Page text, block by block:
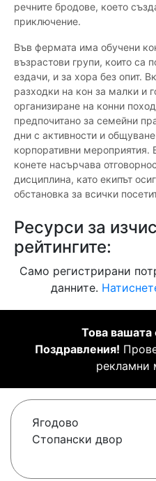
речните бродове, което
приключение.
Във фермата има обучени
възрастови групи, които са
ездачи, и за хора без опит.
разходки на кон за малки и
организиране на конни
предпочитано за семейни
дни с активности и
корпоративни мероприятия.
конете насърчава
дисциплина, като екипът
обстановка за всички
Ресурси за
рейтингите:
Само регистрирани
данните.
Това
Поздравления!
рекламни
Ягодово
Стопански двор